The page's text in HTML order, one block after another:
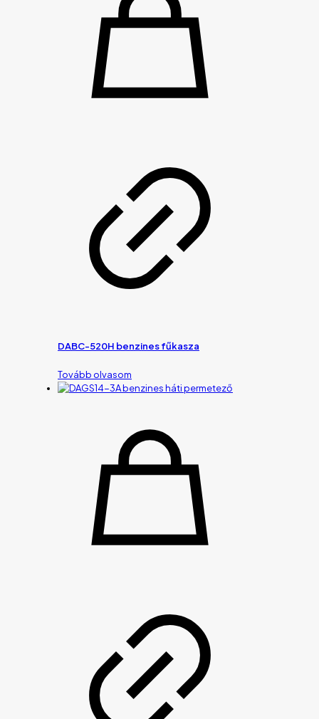
DABC-520H benzines fűkasza
Tovább olvasom